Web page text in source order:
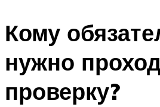
Кому
нужно
проверку?